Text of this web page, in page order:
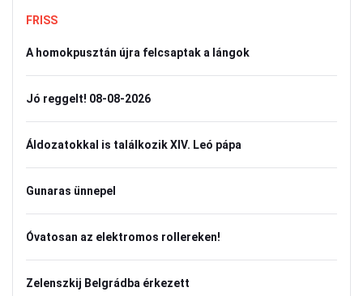
FRISS
A homokpusztán újra felcsaptak a lángok
Jó reggelt! 08-08-2026
Áldozatokkal is találkozik XIV. Leó pápa
Gunaras ünnepel
Óvatosan az elektromos rollereken!
Zelenszkij Belgrádba érkezett